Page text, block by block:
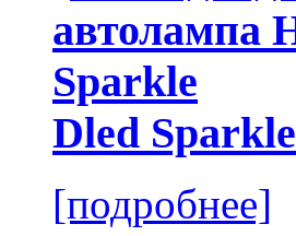
Dled Sparkle
[подробнее]